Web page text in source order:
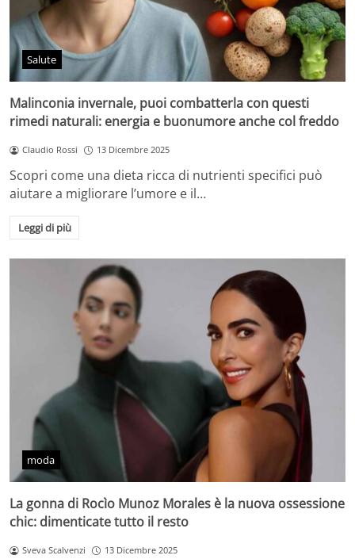
Salute
Malinconia invernale, puoi combatterla con questi
rimedi naturali: energia e buonumore anche col freddo
Claudio Rossi 13 Dicembre 2025
Scopri come una dieta ricca di nutrienti specifici può
aiutare a migliorare l’umore e il…
Leggi di più
moda
La gonna di Rocìo Munoz Morales è la nuova ossessione
chic: dimenticate tutto il resto
Sveva Scalvenzi 13 Dicembre 2025